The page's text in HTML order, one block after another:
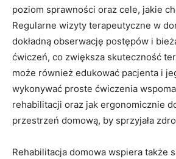
poziom sprawności oraz cele, jakie
Regularne wizyty terapeutyczne w
dokładną obserwację postępów i
ćwiczeń, co zwiększa skuteczność
może również edukować pacjenta i
wykonywać proste ćwiczenia
rehabilitacji oraz jak ergonomicznie
przestrzeń domową, by sprzyjała
Rehabilitacja domowa wspiera także